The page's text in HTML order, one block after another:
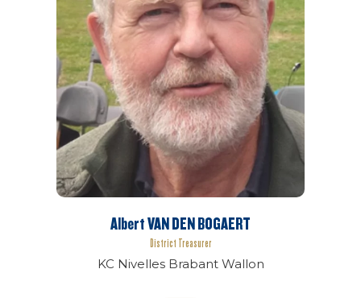
Albert VAN DEN BOGAERT
District Treasurer
KC Nivelles Brabant Wallon